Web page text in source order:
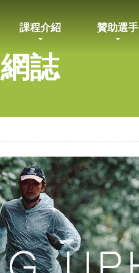
課程介紹 贊助選手
網誌